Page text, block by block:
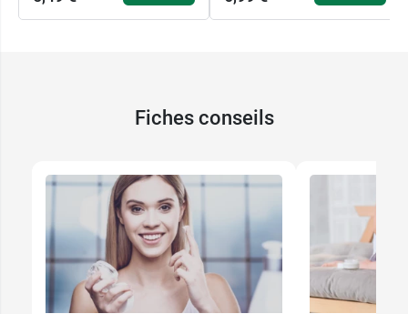
Fiches conseils